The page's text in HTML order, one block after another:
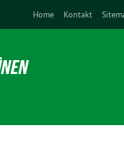
Home Kontakt